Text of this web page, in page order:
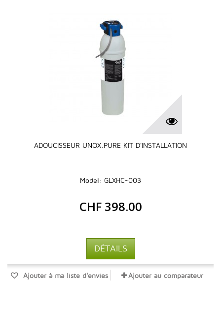
ADOUCISSEUR UNOX.PURE KIT D'INSTALLATION
Model: GLXHC-003
CHF 398.00
DÉTAILS
Ajouter à ma liste d'envies Ajouter au comparateur